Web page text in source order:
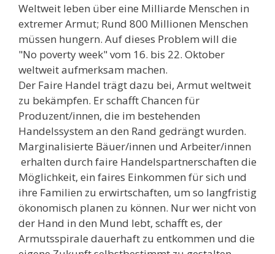
Weltweit leben über eine Milliarde Menschen in
extremer Armut; Rund 800 Millionen Menschen
müssen hungern. Auf dieses Problem will die
"No poverty week" vom 16. bis 22. Oktober
weltweit aufmerksam machen.
Der Faire Handel trägt dazu bei, Armut weltweit
zu bekämpfen. Er schafft Chancen für
Produzent/innen, die im bestehenden
Handelssystem an den Rand gedrängt wurden.
Marginalisierte Bäuer/innen und Arbeiter/innen
erhalten durch faire Handelspartnerschaften die
Möglichkeit, ein faires Einkommen für sich und
ihre Familien zu erwirtschaften, um so langfristig
ökonomisch planen zu können. Nur wer nicht von
der Hand in den Mund lebt, schafft es, der
Armutsspirale dauerhaft zu entkommen und die